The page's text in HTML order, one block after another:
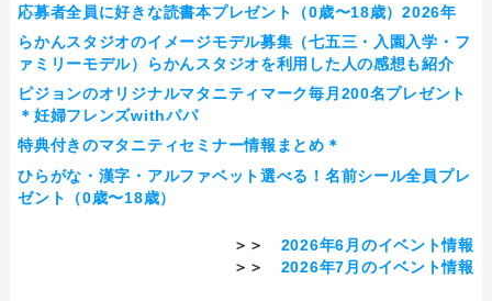
応募者全員に好きな読書本プレゼント（0歳〜18歳）2026年
らかんスタジオのイメージモデル募集（七五三・入園入学・フ
ァミリーモデル）らかんスタジオを利用した人の感想も紹介
ピジョンのオリジナルマタニティマーク毎月200名プレゼント
＊妊婦フレンズwithパパ
特典付きのマタニティセミナー情報まとめ＊
ひらがな・漢字・アルファベット選べる！名前シール全員プレ
ゼント（0歳〜18歳）
＞＞ 2026年6月のイベント情報
＞＞ 2026年7月のイベント情報